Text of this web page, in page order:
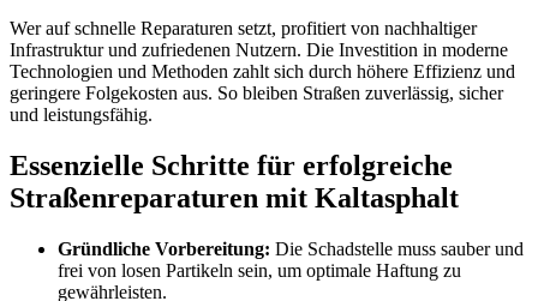
Wer auf schnelle Reparaturen setzt, profitiert von nachhaltiger
Infrastruktur und zufriedenen Nutzern. Die Investition in moderne
Technologien und Methoden zahlt sich durch höhere Effizienz und
geringere Folgekosten aus. So bleiben Straßen zuverlässig, sicher
und leistungsfähig.
Essenzielle Schritte für erfolgreiche
Straßenreparaturen mit Kaltasphalt
Gründliche Vorbereitung: Die Schadstelle muss sauber und
frei von losen Partikeln sein, um optimale Haftung zu
gewährleisten.